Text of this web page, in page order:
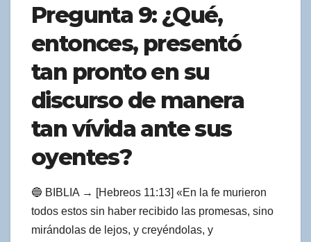
Pregunta 9: ¿Qué,
entonces, presentó
tan pronto en su
discurso de manera
tan vívida ante sus
oyentes?
🔵 BIBLIA → [Hebreos 11:13] «En la fe murieron
todos estos sin haber recibido las promesas, sino
mirándolas de lejos, y creyéndolas, y